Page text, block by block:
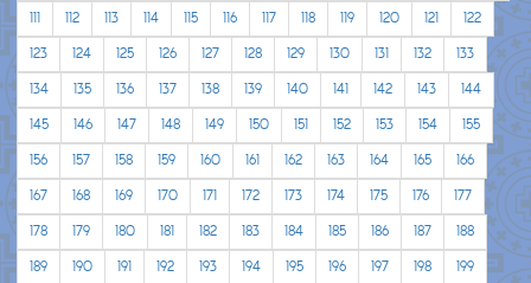
111
112 113 114 115 116 117 118 119 120 121
122
123
124 125 126 127 128 129 130 131 132
133
134
135 136 137 138 139 140 141 142 143
144
145
146 147 148 149 150 151 152 153 154
155
156
157 158 159 160 161 162 163 164 165
166
167
168 169 170 171 172 173 174 175 176
177
178
179 180 181 182 183 184 185 186 187
188
189
190 191 192 193 194 195 196 197 198
199